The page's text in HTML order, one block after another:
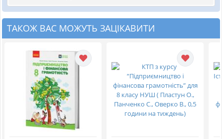
ТАКОЖ ВАС МОЖУТЬ ЗАЦІКАВИТИ